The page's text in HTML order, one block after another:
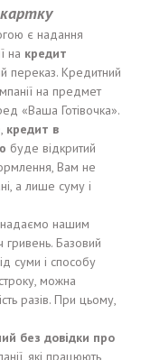
ку
є надання
на кредит
переказ. Кредитний
на предмет
«Ваша Готівочка».
кредит в
буде відкритий
Вам не
а лише суму і
надаємо нашим
гривень. Базовий
суми і способу
можна
разів. При цьому,
без довідки про
які працюють